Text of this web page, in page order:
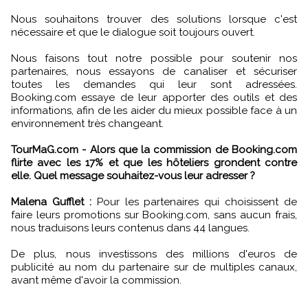
Nous souhaitons trouver des solutions lorsque c'est
nécessaire et que le dialogue soit toujours ouvert.
Nous faisons tout notre possible pour soutenir nos
partenaires, nous essayons de canaliser et sécuriser
toutes les demandes qui leur sont adressées.
Booking.com essaye de leur apporter des outils et des
informations, afin de les aider du mieux possible face à un
environnement très changeant.
TourMaG.com - Alors que la commission de Booking.com
flirte avec les 17% et que les hôteliers grondent contre
elle. Quel message souhaitez-vous leur adresser ?
Malena Gufflet :Pour les partenaires qui choisissent de
faire leurs promotions sur Booking.com, sans aucun frais,
nous traduisons leurs contenus dans 44 langues.
De plus, nous investissons des millions d'euros de
publicité au nom du partenaire sur de multiples canaux,
avant même d'avoir la commission.